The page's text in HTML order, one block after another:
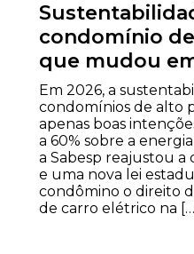
condomínio
que mudou
Em 2026, a
condomínios de alto
apenas boas
a 60% sobre a
a Sabesp reajustou a
e uma nova lei
condômino o direito
de carro elétrico na […]